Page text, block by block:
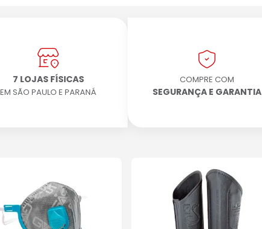
7 LOJAS FÍSICAS
EM SÃO PAULO E PARANÁ
COMPRE COM
SEGURANÇA E GARANTIA